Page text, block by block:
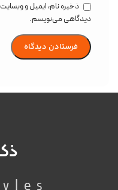
ذخیره نام، ایمیل و وبسایت
دیدگاهی می‌نویسم.